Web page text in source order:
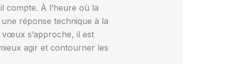
compte. À l’heure où la
réponse technique à la
vœux s’approche, il est
agir et contourner les